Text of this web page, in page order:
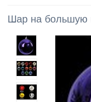
Шар на большую